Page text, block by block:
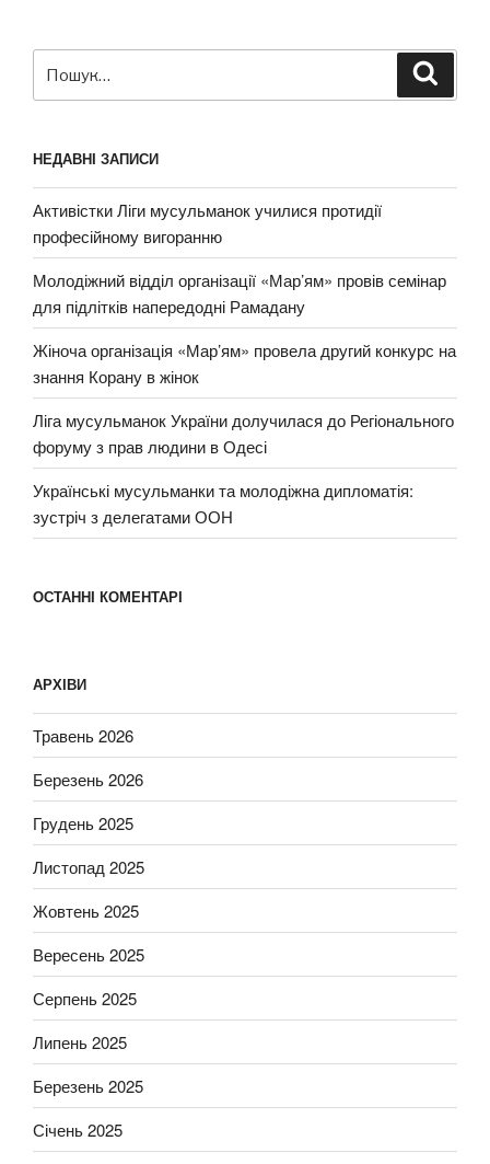
за
НЕДАВНІ ЗАПИСИ
Активістки Ліги мусульманок училися протидії
професійному вигоранню
Молодіжний відділ організації «Мар’ям» провів семінар
для підлітків напередодні Рамадану
Жіноча організація «Мар’ям» провела другий конкурс на
знання Корану в жінок
Ліга мусульманок України долучилася до Регіонального
форуму з прав людини в Одесі
Українські мусульманки та молодіжна дипломатія:
зустріч з делегатами ООН
ОСТАННІ КОМЕНТАРІ
АРХІВИ
Травень 2026
Березень 2026
Грудень 2025
Листопад 2025
Жовтень 2025
Вересень 2025
Серпень 2025
Липень 2025
Березень 2025
Січень 2025